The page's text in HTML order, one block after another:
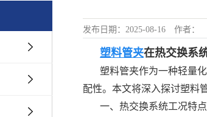
发布日期： 2025-08-16 作者：
塑料管夹在热交换系
塑料管夹作为一种轻量
配性。本文将深入探讨塑料
一、热交换系统工况特